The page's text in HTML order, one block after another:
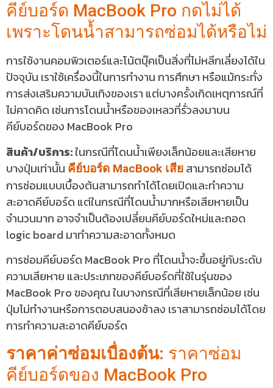
คีย์บอร์ด MacBook Pro กดไม่ได้
เพราะโดนน้ำสามารถซ่อมได้หรือไม่
การใช้งานคอมพิวเตอร์และโน้ตบุ๊คเป็นสิ่งที่ไม่หลีกเลี่ยงได้ใน
ปัจจุบัน เราใช้เครื่องนี้ในการทำงาน การศึกษา หรือแม้กระทั่ง
การส่งเสริมความบันเทิงของเรา แต่บางครั้งเกิดเหตุการณ์ที่
ไม่คาดคิด เช่นการโดนน้ำหรือของเหลวที่รั่วลงมาบน
คีย์บอร์ดของ MacBook Pro
สินค้า/บริการ:ในกรณีที่โดนน้ำเพียงเล็กน้อยและเสียหาย
บางปุ่มเท่านั้น คีย์บอร์ด MacBook เสีย สามารถซ่อมได้
การซ่อมแบบเบื้องต้นสามารถทำได้โดยเปิดและทำความ
สะอาดคีย์บอร์ด แต่ในกรณีที่โดนน้ำมากหรือเสียหายเป็น
จำนวนมาก อาจจำเป็นต้องเปลี่ยนคีย์บอร์ดใหม่และถอด
logic board มาทำความสะอาดทั้งหมด
การซ่อมคีย์บอร์ด MacBook Pro ที่โดนน้ำจะขึ้นอยู่กับระดับ
ความเสียหาย และประเภทของคีย์บอร์ดที่ใช้ในรุ่นของ
MacBook Pro ของคุณ ในบางกรณีที่เสียหายเล็กน้อย เช่น
ปุ่มไม่ทำงานหรือการตอบสนองช้าลง เราสามารถซ่อมได้โดย
การทำความสะอาดคีย์บอร์ด
ราคาค่าซ่อมเบื่องต้น: ราคาซ่อม
คีย์บอร์ดของ MacBook Pro